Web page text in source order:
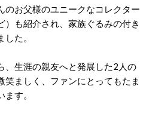
のお父様のユニークなコレクター
）も紹介され、家族ぐるみの付き
た。
、生涯の親友へと発展した2人の
笑ましく、ファンにとってもたま
す。